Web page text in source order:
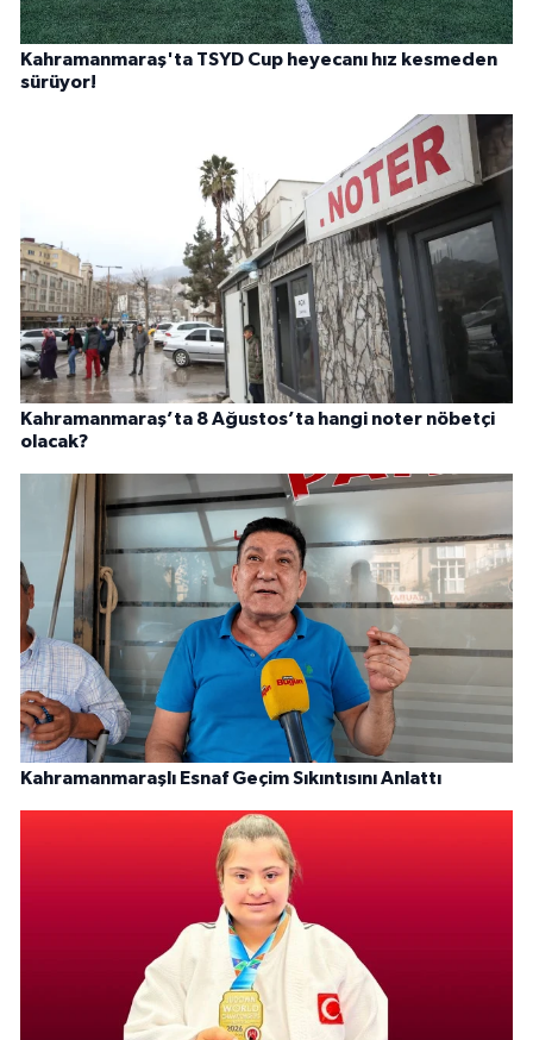
Kahramanmaraş'ta TSYD Cup heyecanı hız kesmeden
sürüyor!
Kahramanmaraş’ta 8 Ağustos’ta hangi noter nöbetçi
olacak?
Kahramanmaraşlı Esnaf Geçim Sıkıntısını Anlattı